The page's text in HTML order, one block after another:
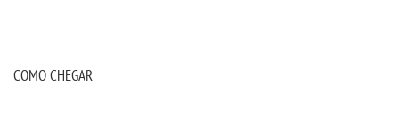
MONITORIA
COMO CHEGAR